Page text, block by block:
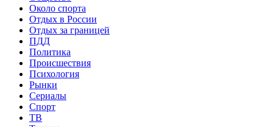
Около спорта
Отдых в России
Отдых за границей
ПДД
Политика
Происшествия
Психология
Рынки
Сериалы
Спорт
ТВ